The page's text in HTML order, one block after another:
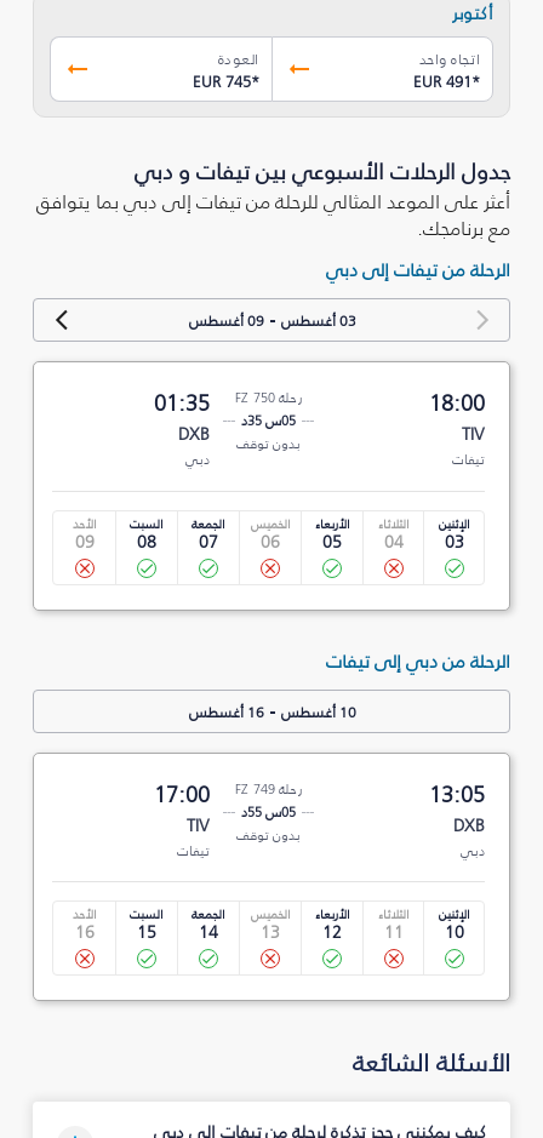
أكتوبر
اتجاه واحد
EUR 491*
العودة
EUR 745*
جدول الرحلات الأسبوعي بين تيفات و دبي
أعثر على الموعد المثالي للرحلة من تيفات إلى دبي بما يتوافق
مع برنامجك.
الرحلة من تيفات إلى دبي
03 أغسطس -09 أغسطس
18:00
TIV
تيفات
رحلة FZ 750
05س 35د
بدون توقف
01:35
DXB
دبي
الإثنين
03
الثلاثاء
04
الأربعاء
05
الخميس
06
الجمعة
07
السبت
08
الأحد
09
الرحلة من دبي إلى تيفات
10 أغسطس -16 أغسطس
13:05
DXB
دبي
رحلة FZ 749
05س 55د
بدون توقف
17:00
TIV
تيفات
الإثنين
10
الثلاثاء
11
الأربعاء
12
الخميس
13
الجمعة
14
السبت
15
الأحد
16
الأسئلة الشائعة
كيف يمكنني حجز تذكرة لرحلة من تيفات إلى دبي